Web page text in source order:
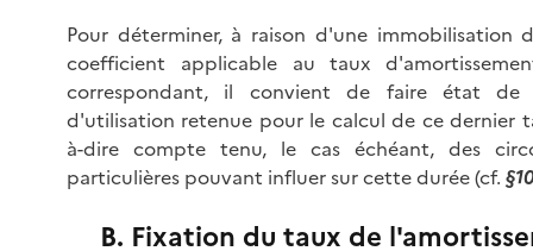
Pour déterminer, à raison d'une immobilisation
coefficient applicable au taux
correspondant, il convient de faire état de
d'utilisation retenue pour le calcul de ce dernier
à-dire compte tenu, le cas échéant, des
particulières pouvant influer sur cette durée (cf.
B. Fixation du taux de